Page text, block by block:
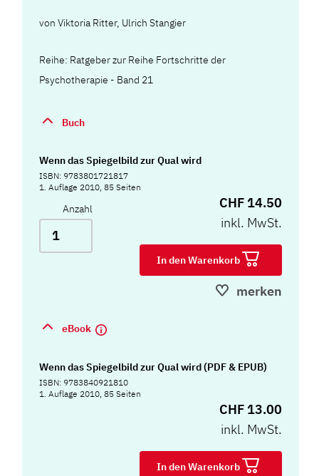
vonViktoria Ritter, Ulrich Stangier
Reihe: Ratgeber zur Reihe Fortschritte der
Psychotherapie - Band 21
Buch
Wenn das Spiegelbild zur Qual wird
ISBN: 9783801721817
1. Auflage 2010, 85 Seiten
Anzahl
CHF 14.50
inkl. MwSt.
In den Warenkorb
merken
eBook
Wenn das Spiegelbild zur Qual wird (PDF & EPUB)
ISBN: 9783840921810
1. Auflage 2010, 85 Seiten
CHF 13.00
inkl. MwSt.
In den Warenkorb